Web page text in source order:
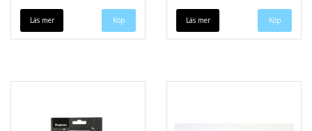
Läs mer Läs mer